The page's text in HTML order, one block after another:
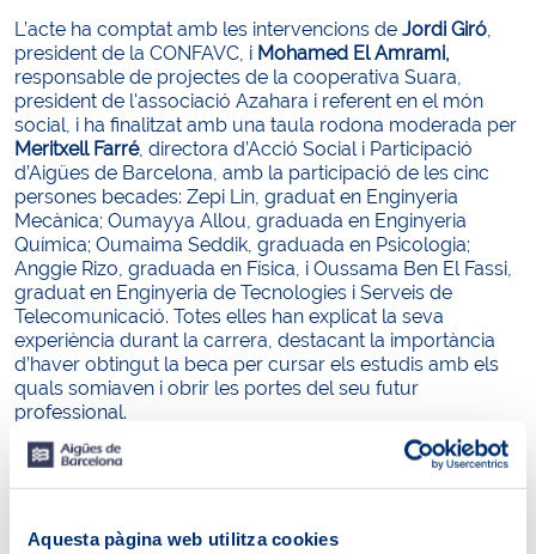
Aquesta pàgina web utilitza cookies
L’acte ha comptat amb les intervencions de Jordi Giró,
president de la CONFAVC, i Mohamed El Amrami,
responsable de projectes de la cooperativa Suara,
president de l'associació Azahara i referent en el món
social, i ha finalitzat amb una taula rodona moderada per
Meritxell Farré, directora d’Acció Social i Participació
d’Aigües de Barcelona, amb la participació de les cinc
persones becades: Zepi Lin, graduat en Enginyeria
Mecànica; Oumayya Allou, graduada en Enginyeria
Química; Oumaima Seddik, graduada en Psicologia;
Anggie Rizo, graduada en Física, i Oussama Ben El Fassi,
graduat en Enginyeria de Tecnologies i Serveis de
Telecomunicació. Totes elles han explicat la seva
experiència durant la carrera, destacant la importància
d’haver obtingut la beca per cursar els estudis amb els
quals somiaven i obrir les portes del seu futur
professional.